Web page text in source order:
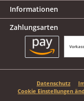
Informationen
Zahlungsarten
Datenschutz
Cookie Einstellungen